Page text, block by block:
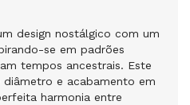
design nostálgico com um
se em padrões
tempos ancestrais. Este
e acabamento em
harmonia entre